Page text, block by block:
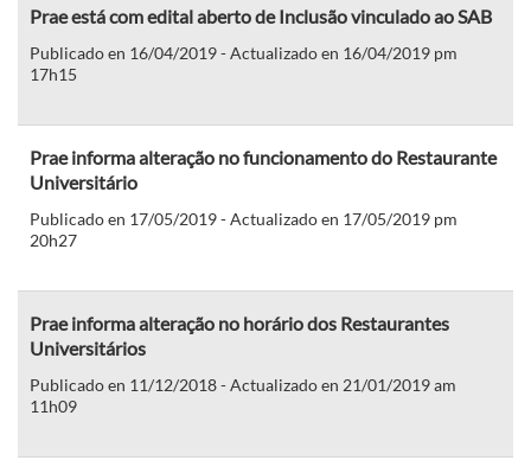
Prae está com edital aberto de Inclusão vinculado ao SAB
Publicado en 16/04/2019 - Actualizado en 16/04/2019 pm
17h15
Prae informa alteração no funcionamento do Restaurante
Universitário
Publicado en 17/05/2019 - Actualizado en 17/05/2019 pm
20h27
Prae informa alteração no horário dos Restaurantes
Universitários
Publicado en 11/12/2018 - Actualizado en 21/01/2019 am
11h09